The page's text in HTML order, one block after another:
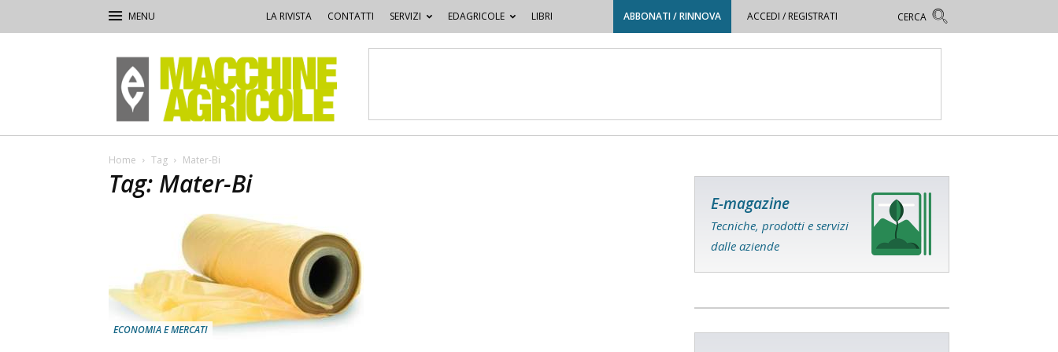
LA RIVISTA CONTATTI SERVIZI EDAGRICOLE LIBRI ABBONATI / RINNOVA ACCEDI / REGISTRATI
Macchine
Agricole
Home Tag Mater-Bi
Tag: Mater-Bi
ECONOMIA E MERCATI
E-magazine
Tecniche, prodotti e servizi
dalle aziende